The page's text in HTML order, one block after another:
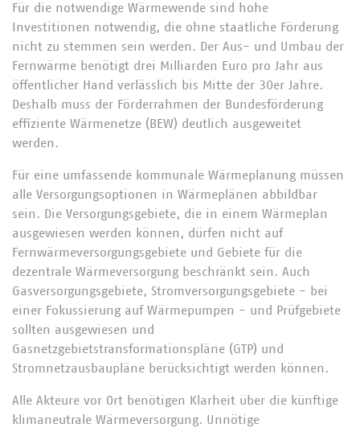
Für die notwendige Wärmewende sind hohe
Investitionen notwendig, die ohne staatliche Förderung
nicht zu stemmen sein werden. Der Aus- und Umbau der
Fernwärme benötigt drei Milliarden Euro pro Jahr aus
öffentlicher Hand verlässlich bis Mitte der 30er Jahre.
Deshalb muss der Förderrahmen der Bundesförderung
effiziente Wärmenetze (BEW) deutlich ausgeweitet
werden.
Für eine umfassende kommunale Wärmeplanung müssen
alle Versorgungsoptionen in Wärmeplänen abbildbar
sein. Die Versorgungsgebiete, die in einem Wärmeplan
ausgewiesen werden können, dürfen nicht auf
Fernwärmeversorgungsgebiete und Gebiete für die
dezentrale Wärmeversorgung beschränkt sein. Auch
Gasversorgungsgebiete, Stromversorgungsgebiete - bei
einer Fokussierung auf Wärmepumpen - und Prüfgebiete
sollten ausgewiesen und
Gasnetzgebietstransformationspläne (GTP) und
Stromnetzausbaupläne berücksichtigt werden können.
Alle Akteure vor Ort benötigen Klarheit über die künftige
klimaneutrale Wärmeversorgung. Unnötige